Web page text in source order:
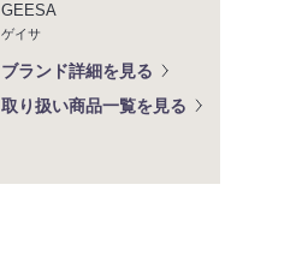
GEESA
ゲイサ
ブランド詳細を見る
取り扱い商品一覧を見る